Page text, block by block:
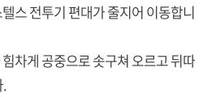
스 전투기 편대가 줄지어 이동합니
차게 공중으로 솟구쳐 오르고 뒤따